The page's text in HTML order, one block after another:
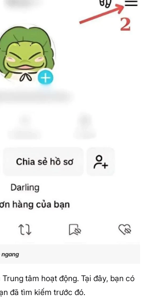
ngang
tâm hoạt động. Tại đây, bạn có
đã tìm kiếm trước đó.